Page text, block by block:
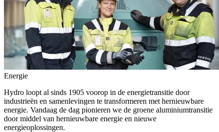
Energie
Hydro loopt al sinds 1905 voorop in de energietransitie door
industrieën en samenlevingen te transformeren met hernieuwbare
energie. Vandaag de dag pionieren we de groene aluminiumtransitie
door middel van hernieuwbare energie en nieuwe
energieoplossingen.